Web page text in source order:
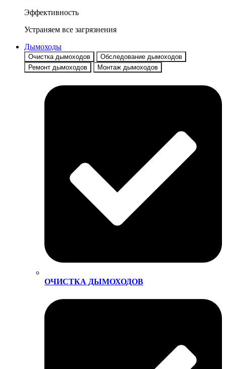
Эффективность
Устраняем все загрязнения
Дымоходы
Очистка дымоходов
Обследование дымоходов
Ремонт дымоходов
Монтаж дымоходов
ОЧИСТКА ДЫМОХОДОВ